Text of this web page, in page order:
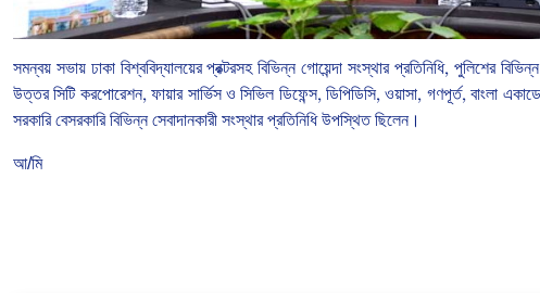
সমন্বয় সভায় ঢাকা বিশ্ববিদ্যালয়ের প্রক্টরসহ বিভিন্ন গোয়েন্দা সংস্থার প্রতিনিধি, পুলিশের বিভিন্ন
উত্তর সিটি করপোরেশন,ফায়ার সার্ভিস ও সিভিল ডিফেন্স, ডিপিডিসি,ওয়াসা, গণপূর্ত,বাংলা
সরকারি বেসরকারি বিভিন্ন সেবাদানকারী সংস্থার প্রতিনিধি উপস্থিত ছিলেন।
আ/মি